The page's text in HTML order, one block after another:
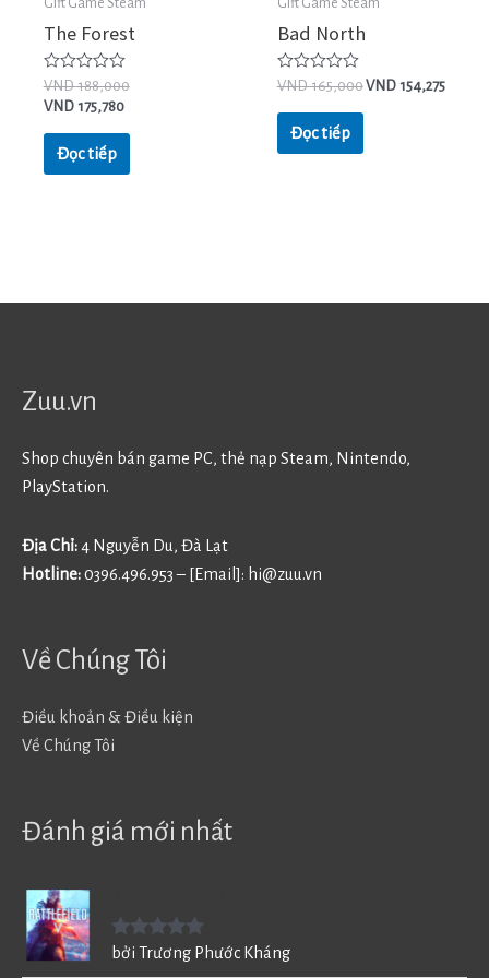
The Forest
Được
xếp
hạng
sao
VND188,000
VND 175,780
Đọc tiếp
Bad North
Được
hạng
sao
VND165,000VND 154,275
Đọc tiếp
Zuu.vn
Shop chuyên bán game PC, thẻ nạp Steam, Nintendo,
PlayStation.
Địa Chỉ:4 Nguyễn Du, Đà Lạt
Hotline:0396.496.953 – [Email]: hi@zuu.vn
Về Chúng Tôi
Điều khoản & Điều kiện
Về Chúng Tôi
Đánh giá mới nhất
Được xếp
bởi Trương Phước Kháng